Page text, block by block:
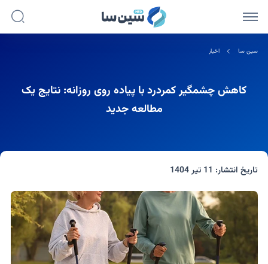
سین سا اخبار
کاهش چشمگیر کمردرد با پیاده روی روزانه: نتایج یک
مطالعه جدید
تاریخ انتشار: 11 تیر 1404